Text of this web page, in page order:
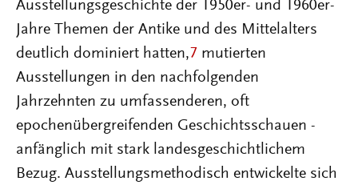
Ausstellungsgeschichte der 1950er- und 1960er-
Jahre Themen der Antike und des Mittelalters
deutlich dominiert hatten,7 mutierten
Ausstellungen in den nachfolgenden
Jahrzehnten zu umfassenderen, oft
epochenübergreifenden Geschichtsschauen -
anfänglich mit stark landesgeschichtlichem
Bezug. Ausstellungsmethodisch entwickelte sich